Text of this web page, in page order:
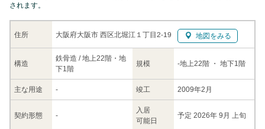
住所 大阪府大阪市 西区北堀江１丁目2-19 地図をみる
構造
鉄骨造 / 地上22階・地
下1階
規模 -地上22階 ・ 地下1階
主な用途 - 竣工 2009年2月
契約形態 -
入居
可能日
予定 2026年 9月 上旬
されます。